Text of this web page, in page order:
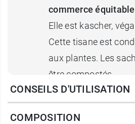
commerce équitable
Elle est kascher,
Cette tisane est
aux plantes. Les
être compostés.
Pukka propose
CONSEILS D'UTILISATION
COMPOSITION